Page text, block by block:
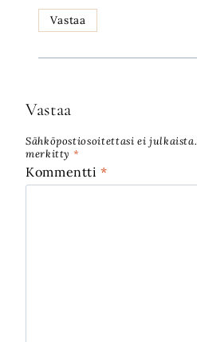
Vastaa
Vastaa
Sähköpostiosoitettasi ei julkaista.
merkitty *
Kommentti*